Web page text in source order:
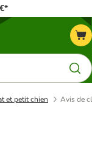
et petit chien Avis de